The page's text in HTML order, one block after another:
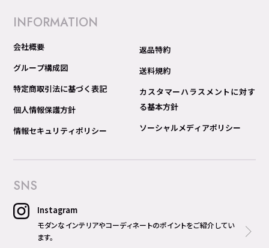
INFORMATION
会社概要
グループ構成図
特定商取引法に基づく表記
個人情報保護方針
情報セキュリティポリシー
返品特約
送料規約
カスタマーハラスメントに対す
る基本方針
ソーシャルメディアポリシー
SNS
Instagram
モダンなインテリアやコーディネートのポイントをご紹介してい
ます。